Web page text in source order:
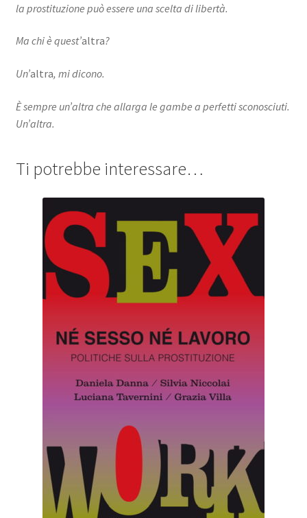
la prostituzione può essere una scelta di libertà.
Ma chi è quest’altra?
Un’altra, mi dicono.
È sempre un’altra che allarga le gambe a perfetti sconosciuti.
Un’altra.
Ti potrebbe interessare…